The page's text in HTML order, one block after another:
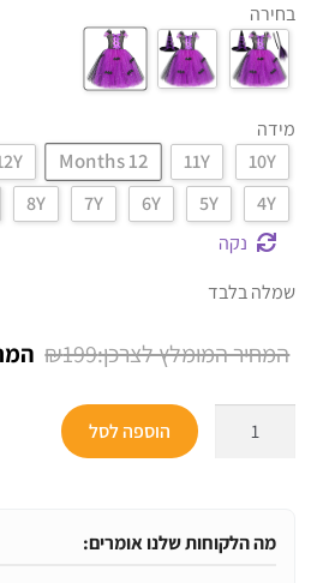
בחירה
מידה
10Y
11Y
12 Months
4Y
5Y
6Y
7Y
8Y
נקה
שמלה בלבד
₪199
הוספה לסל
מה הלקוחות שלנו אומרים: